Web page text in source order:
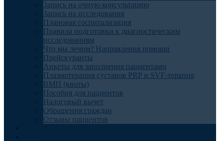
Запись на очную консультацию
Запись на исследования
Плановая госпитализация
Правила подготовки к диагностическим
исследованиям
Что мы лечим? Направления помощи
Прейскуранты
Анкеты для заполнения пациентами
Плазмотерапия суставов PRP и SVF-терапия
ВМП (квоты)
Пособия для пациентов
Налоговый вычет
Обращения граждан
Отзывы пациентов